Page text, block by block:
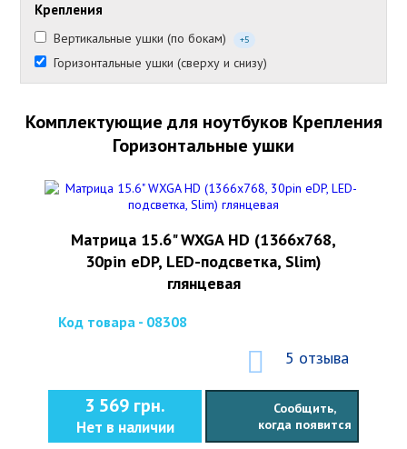
Крепления
Вертикальные ушки (по бокам) +5
Горизонтальные ушки (сверху и снизу)
Комплектующие для ноутбуков Крепления
Горизонтальные ушки
Матрица 15.6" WXGA HD (1366x768,
30pin eDP, LED-подсветка, Slim)
глянцевая
Код товара - 08308
5 отзыва
3 569 грн.
Нет в наличии
Сообщить,
когда появится